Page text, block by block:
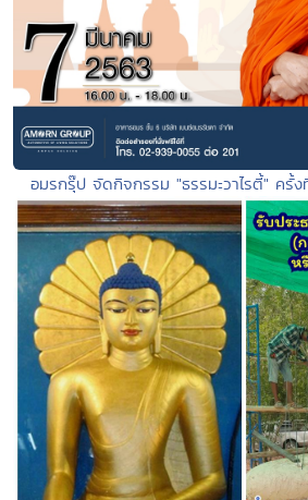
อมรกรุ๊ป จัดกิจกรรม "ธรรมะวาไรตี้" ครั้ง